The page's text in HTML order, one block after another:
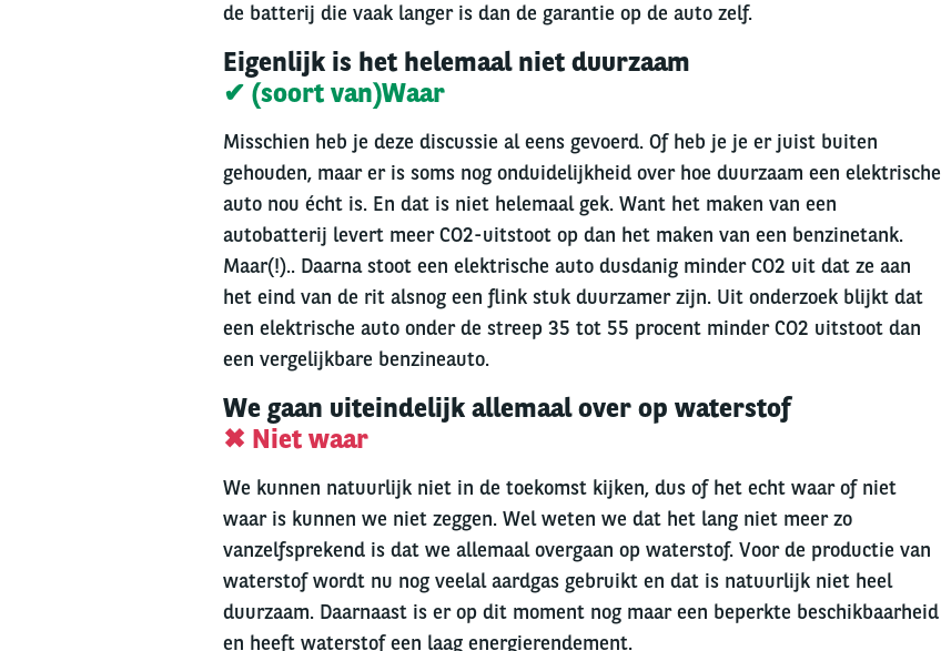
de batterij die vaak langer is dan de garantie op de auto zelf.
Eigenlijk is het helemaal niet duurzaam
✔ (soort van)Waar
Misschien heb je deze discussie al eens gevoerd. Of heb je je er juist buiten
gehouden, maar er is soms nog onduidelijkheid over hoe duurzaam een elektrische
auto nou écht is. En dat is niet helemaal gek. Want het maken van een
autobatterij levert meer CO2-uitstoot op dan het maken van een benzinetank.
Maar(!).. Daarna stoot een elektrische auto dusdanig minder CO2 uit dat ze aan
het eind van de rit alsnog een flink stuk duurzamer zijn. Uit onderzoek blijkt dat
een elektrische auto onder de streep 35 tot 55 procent minder CO2 uitstoot dan
een vergelijkbare benzineauto.
We gaan uiteindelijk allemaal over op waterstof
✖ Niet waar
We kunnen natuurlijk niet in de toekomst kijken, dus of het echt waar of niet
waar is kunnen we niet zeggen. Wel weten we dat het lang niet meer zo
vanzelfsprekend is dat we allemaal overgaan op waterstof. Voor de productie van
waterstof wordt nu nog veelal aardgas gebruikt en dat is natuurlijk niet heel
duurzaam. Daarnaast is er op dit moment nog maar een beperkte beschikbaarheid
en heeft waterstof een laag energierendement.